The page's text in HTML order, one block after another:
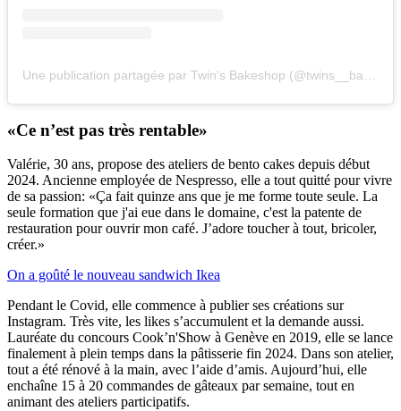
«Ce n’est pas très rentable»
Valérie, 30 ans, propose des ateliers de bento cakes depuis début
2024. Ancienne employée de Nespresso, elle a tout quitté pour vivre
de sa passion: «Ça fait quinze ans que je me forme toute seule. La
seule formation que j'ai eue dans le domaine, c'est la patente de
restauration pour ouvrir mon café. J’adore toucher à tout, bricoler,
créer.»
On a goûté le nouveau sandwich Ikea
Pendant le Covid, elle commence à publier ses créations sur
Instagram. Très vite, les likes s’accumulent et la demande aussi.
Lauréate du concours Cook’n'Show à Genève en 2019, elle se lance
finalement à plein temps dans la pâtisserie fin 2024. Dans son atelier,
tout a été rénové à la main, avec l’aide d’amis. Aujourd’hui, elle
enchaîne 15 à 20 commandes de gâteaux par semaine, tout en
animant des ateliers participatifs.